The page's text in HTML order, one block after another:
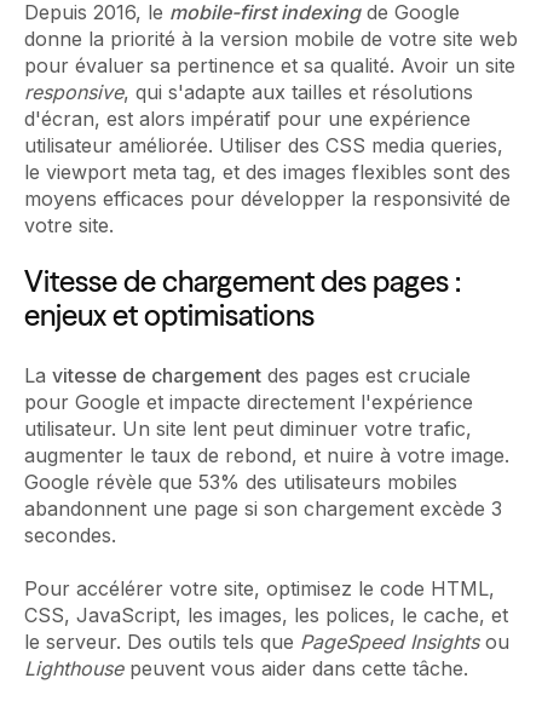
Depuis 2016, le mobile-first indexingde Google
donne la priorité à la version mobile de votre site web
pour évaluer sa pertinence et sa qualité. Avoir un site
responsive, qui s'adapte aux tailles et résolutions
d'écran, est alors impératif pour une expérience
utilisateur améliorée. Utiliser des CSS media queries,
le viewport meta tag, et des images flexibles sont des
moyens efficaces pour développer la responsivité de
votre site.
Vitesse de chargement des pages :
enjeux et optimisations
La vitesse de chargement des pages est cruciale
pour Google et impacte directement l'expérience
utilisateur. Un site lent peut diminuer votre trafic,
augmenter le taux de rebond, et nuire à votre image.
Google révèle que 53% des utilisateurs mobiles
abandonnent une page si son chargement excède 3
secondes.
Pour accélérer votre site, optimisez le code HTML,
CSS, JavaScript, les images, les polices, le cache, et
le serveur. Des outils tels que PageSpeed Insightsou
Lighthousepeuvent vous aider dans cette tâche.